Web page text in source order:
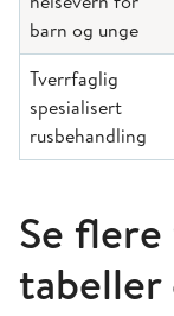
barn og unge
Tverrfaglig
spesialisert
rusbehandling
Se